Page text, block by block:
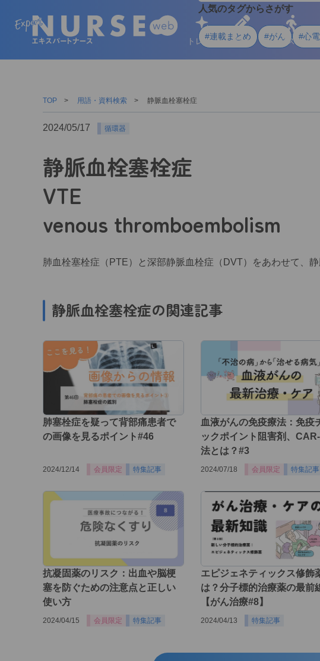
人気のタグからさがす
#連載まとめ #がん #心
トレンド
学ぶ ライフスタイル
TOP 用語・資料検索 静脈血栓塞栓症
2024/05/17 循環器
静脈血栓塞栓症
VTE
venous thromboembolism
肺血栓塞栓症（PTE）と深部静脈血栓症（DVT）をあわせて、
静脈血栓塞栓症の関連記事
肺塞栓症を疑って背部痛患者で
の画像を見るポイント#46
2024/12/14 会員限定 特集記事
血液がんの免疫療法：免疫
ックポイント阻害剤、
法とは？#3
2024/07/18 会員限定 特集記事
抗凝固薬のリスク：出血や脳梗
塞を防ぐための注意点と正しい
使い方
2024/04/15 会員限定 特集記事
エピジェネティックス修飾
は？分子標的治療薬の最前
【がん治療#8】
2024/04/13 特集記事